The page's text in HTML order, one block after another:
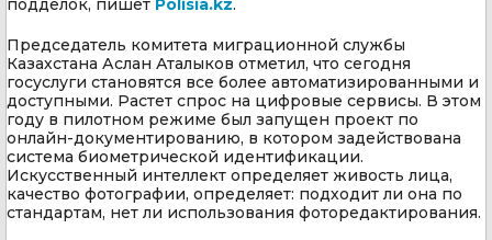
Председатель комитета миграционной службы
Казахстана Аслан Аталыков отметил, что сегодня
госуслуги становятся все более автоматизированными и
доступными. Растет спрос на цифровые сервисы. В этом
году в пилотном режиме был запущен проект по
онлайн-документированию, в котором задействована
система биометрической идентификации.
Искусственный интеллект определяет живость лица,
качество фотографии, определяет: подходит ли она по
стандартам, нет ли использования фоторедактирования.